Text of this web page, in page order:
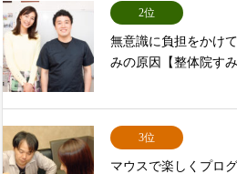
2位
無意識に負担をかけ
みの原因【整体院すみ
3位
マウスで楽しくプロ